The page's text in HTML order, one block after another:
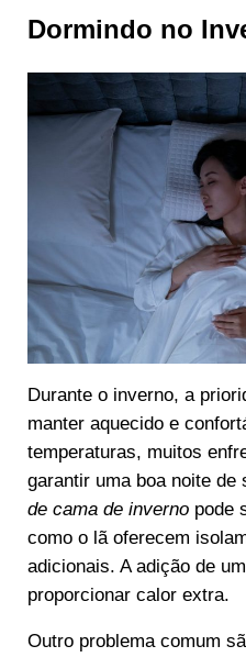
Dormindo no
Durante o inverno, a
manter aquecido e
temperaturas, muitos
garantir uma boa noite de
de cama de invernopode
como o lã oferecem
adicionais. A adição de um
proporcionar calor extra.
Outro problema comum